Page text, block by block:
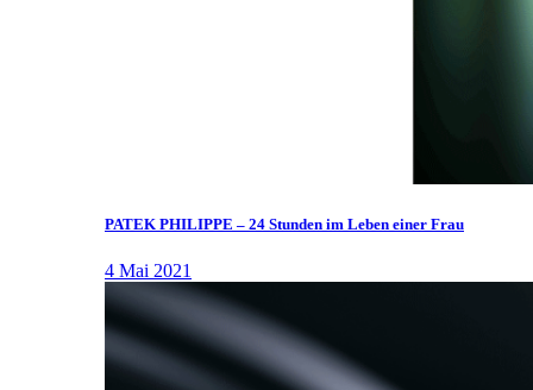
PATEK PHILIPPE – 24 Stunden im Leben einer Frau
4 Mai 2021